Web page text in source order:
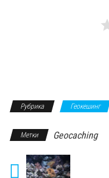
Рубрика Геокешинг
Метки Geocaching